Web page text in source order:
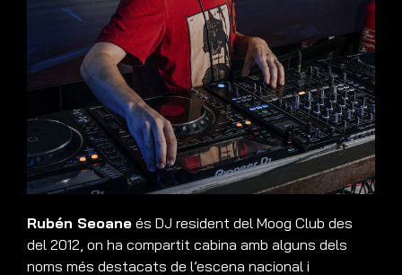
Rubén Seoane és DJ resident del Moog Club des
del 2012, on ha compartit cabina amb alguns dels
noms més destacats de l’escena nacional i